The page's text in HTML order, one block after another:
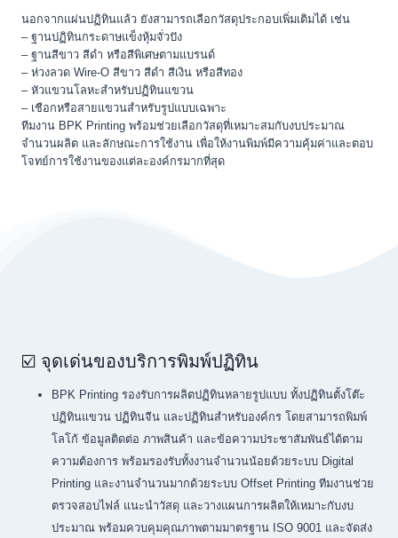
นอกจากแผ่นปฏิทินแล้ว ยังสามารถเลือกวัสดุประกอบเพิ่มเติมได้ เช่น
– ฐานปฏิทินกระดาษแข็งหุ้มจั่วปัง
– ฐานสีขาว สีดำ หรือสีพิเศษตามแบรนด์
– ห่วงลวด Wire-O สีขาว สีดำ สีเงิน หรือสีทอง
– หัวแขวนโลหะสำหรับปฏิทินแขวน
– เชือกหรือสายแขวนสำหรับรูปแบบเฉพาะ
ทีมงาน BPK Printing พร้อมช่วยเลือกวัสดุที่เหมาะสมกับงบประมาณ
จำนวนผลิต และลักษณะการใช้งาน เพื่อให้งานพิมพ์มีความคุ้มค่าและตอบ
โจทย์การใช้งานของแต่ละองค์กรมากที่สุด
☑️ จุดเด่นของบริการพิมพ์ปฏิทิน
BPK Printing รองรับการผลิตปฏิทินหลายรูปแบบ ทั้งปฏิทินตั้งโต๊ะ
ปฏิทินแขวน ปฏิทินจีน และปฏิทินสำหรับองค์กร โดยสามารถพิมพ์
โลโก้ ข้อมูลติดต่อ ภาพสินค้า และข้อความประชาสัมพันธ์ได้ตาม
ความต้องการ พร้อมรองรับทั้งงานจำนวนน้อยด้วยระบบ Digital
Printing และงานจำนวนมากด้วยระบบ Offset Printing ทีมงานช่วย
ตรวจสอบไฟล์ แนะนำวัสดุ และวางแผนการผลิตให้เหมาะกับงบ
ประมาณ พร้อมควบคุมคุณภาพตามมาตรฐาน ISO 9001 และจัดส่ง